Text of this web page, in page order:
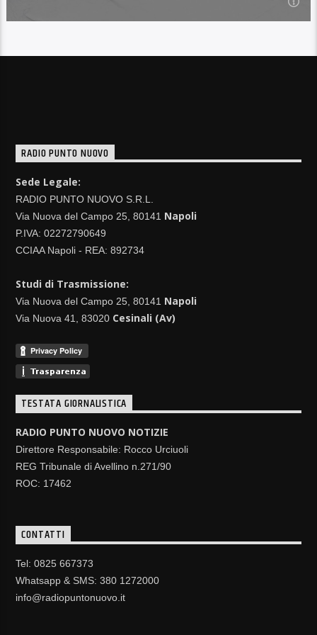
RADIO PUNTO NUOVO
Sede Legale:
RADIO PUNTO NUOVO S.R.L.
Via Nuova del Campo 25, 80141 Napoli
P.IVA: 02272790649
CCIAA Napoli - REA: 892734
Studi di Trasmissione:
Via Nuova del Campo 25, 80141 Napoli
Via Nuova 41, 83020 Cesinali (Av)
TESTATA GIORNALISTICA
RADIO PUNTO NUOVO NOTIZIE
Direttore Responsabile: Rocco Urciuoli
REG Tribunale di Avellino n.271/90
ROC: 17462
CONTATTI
Tel: 0825 667373
Whatsapp & SMS: 380 1272000
info@radiopuntonuovo.it